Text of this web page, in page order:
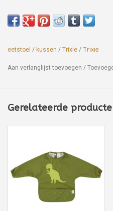
eetstoel / kussen / Trixie / Trixie
Aan verlanglijst toevoegen /
Gerelateerde